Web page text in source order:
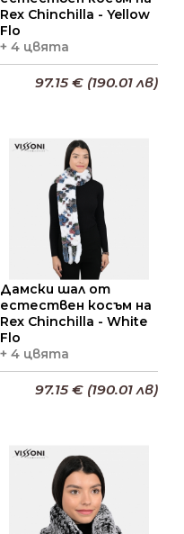
Rex Chinchilla - Yellow
Flo
+ 4 цвята
Добави в кошницата
97.15 € (190.01 лв)
Дамски шал от
естествен косъм на
Rex Chinchilla - White
Flo
+ 4 цвята
Добави в кошницата
97.15 € (190.01 лв)